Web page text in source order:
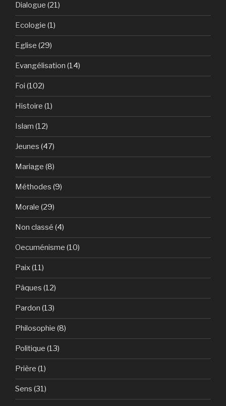
Dialogue (21)
Ecologie (1)
Eglise (29)
Evangélisation (14)
Foi (102)
Histoire (1)
Islam (12)
Jeunes (47)
Mariage (8)
Méthodes (9)
Morale (29)
Non classé (4)
Oecuménisme (10)
Paix(11)
Pâques (12)
Pardon (13)
Philosophie (8)
Politique (13)
Prière (1)
Sens (31)